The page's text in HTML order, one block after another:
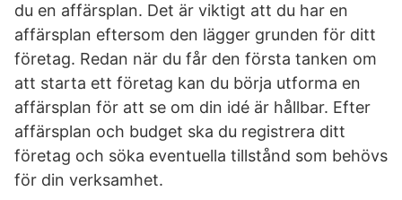
du en affärsplan. Det är viktigt att du har en
affärsplan eftersom den lägger grunden för ditt
företag. Redan när du får den första tanken om
att starta ett företag kan du börja utforma en
affärsplan för att se om din idé är hållbar. Efter
affärsplan och budget ska du registrera ditt
företag och söka eventuella tillstånd som behövs
för din verksamhet.